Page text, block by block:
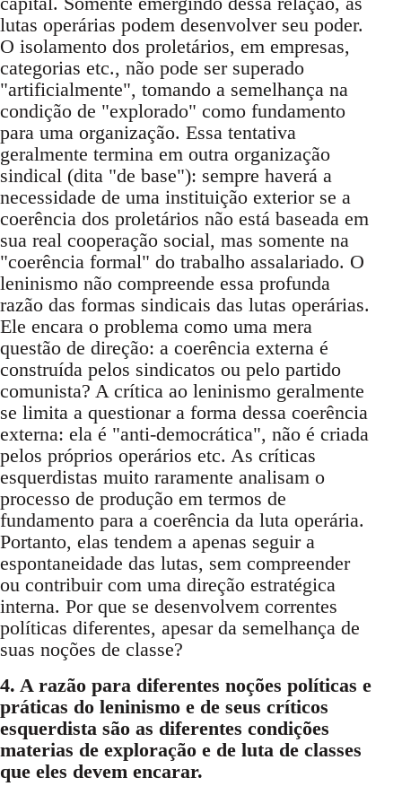
lutas operárias podem desenvolver seu poder.
O isolamento dos proletários, em empresas,
categorias etc., não pode ser superado
"artificialmente", tomando a semelhança na
condição de "explorado" como fundamento
para uma organização. Essa tentativa
geralmente termina em outra organização
sindical (dita "de base"): sempre haverá a
necessidade de uma instituição exterior se a
coerência dos proletários não está baseada em
sua real cooperação social, mas somente na
"coerência formal" do trabalho assalariado. O
leninismo não compreende essa profunda
razão das formas sindicais das lutas operárias.
Ele encara o problema como uma mera
questão de direção: a coerência externa é
construída pelos sindicatos ou pelo partido
comunista? A crítica ao leninismo geralmente
se limita a questionar a forma dessa coerência
externa: ela é "anti-democrática", não é criada
pelos próprios operários etc. As críticas
esquerdistas muito raramente analisam o
processo de produção em termos de
fundamento para a coerência da luta operária.
Portanto, elas tendem a apenas seguir a
espontaneidade das lutas, sem compreender
ou contribuir com uma direção estratégica
interna. Por que se desenvolvem correntes
políticas diferentes, apesar da semelhança de
suas noções de classe?
4. A razão para diferentes noções políticas e
práticas do leninismo e de seus críticos
esquerdista são as diferentes condições
materias de exploração e de luta de classes
que eles devem encarar.